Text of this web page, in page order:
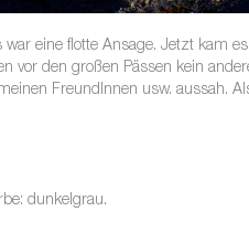
eine flotte Ansage. Jetzt kam
vor den großen Pässen kein
FreundInnen usw. aussah.
dunkelgrau.